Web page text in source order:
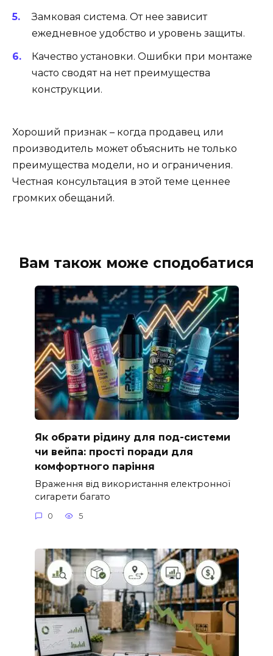
Замковая система. От нее зависит
ежедневное удобство и уровень защиты.
Качество установки. Ошибки при монтаже
часто сводят на нет преимущества
конструкции.
Хороший признак – когда продавец или
производитель может объяснить не только
преимущества модели, но и ограничения.
Честная консультация в этой теме ценнее
громких обещаний.
Вам також може сподобатися
Як обрати рідину для под-системи
чи вейпа: прості поради для
комфортного паріння
Враження від використання електронної
сигарети багато
0 5